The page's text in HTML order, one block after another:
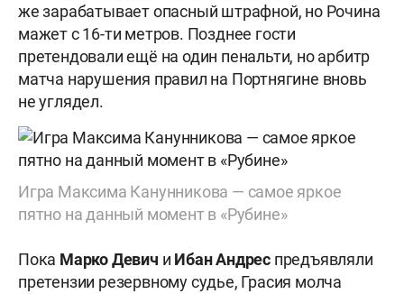
же зарабатывает опасный штрафной, но Рочина
мажет с 16-ти метров. Позднее гости
претендовали ещё на один пенальти, но арбитр
матча нарушения правил на Портнягине вновь
не углядел.
Игра Максима Канунникова — самое яркое
пятно на данный момент в «Рубине»
Пока Марко Девич и Ибан Андрес предъявляли
претензии резервному судье, Грасия молча